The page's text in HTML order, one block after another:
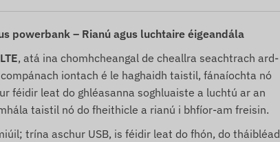
powerbank – Rianú agus luchtaire éigeandála
, atá ina chomhcheangal de cheallra seachtrach ard-
iontach é le haghaidh taistil, fánaíochta nó
féidir leat do ghléasanna soghluaiste a luchtú ar an
taistil nó do fheithicle a rianú i bhfíor-am freisin.
trína aschur USB, is féidir leat do fhón, do tháibléad